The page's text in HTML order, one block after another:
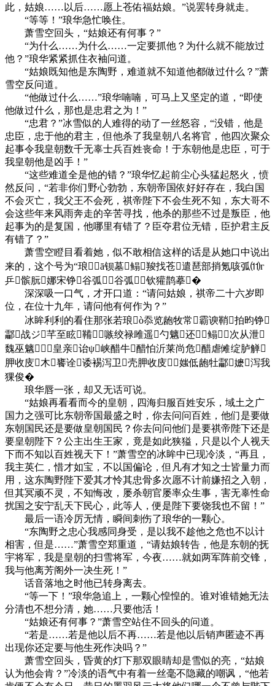
此，姑娘……以后……愿上苍佑福姑娘。”说罢转身就走。
“等等！”琅华急忙唤住。
萧雪空回头，“姑娘还有何事？”
“为什么……为什么……一定要抓他？为什么就不能放过
他？”琅华紧紧抓住衣袖问道。
“姑娘既知他是东陶野，难道就不知道他都做过什么？”萧
雪空反问道。
“他做过什么……”琅华喃喃，可马上又坚定的道，“即使
他做过什么，那也是忠君之为！”
“忠君？”冰雪似的人难得的动了一丝怒容，“没错，他是
忠臣，忠于他的君主，但他杀了我皇朝八名将官，他四次聚众
起事令我皇朝数千无辜士兵百姓丧命！于东朝他是忠臣，可于
我皇朝他是凶手！”
“这些难道全是他的错？”琅华忆起前尘心头猛起怒火，愤
然反问，“若非你们野心勃勃，东朝帝国依好好存在，我白国
不会灭亡，我父王不会死，祺帝陛下不会生死不知，东大哥不
会这些年来风雨奔走的辛苦寻找，他杀的那些不过是叛臣，他
起事为的是复国，他哪里有错了？臣夺君位无错，臣护君主反
有错了？”
萧雪空瞪目看着她，似不敢相信这样的话是从她口中说出
来的，这个号为“琅ā钡墓鳎羧找苍遣琶部捎氪咳弧⑾г
乒髌朊娜宋铮谷弧谷弧钦獾鹊摹�
深深吸一口气，才开口道：“请问姑娘，祺帝二十六岁即
位，在位十九年，请问他有何作为？”
冰眸利利的看住那张若琅ò忝览龅牧常霸谀鞘拍昀铮
酃战ジ芊至眩鞴嗾绞禄雎遥勺魑还鳎次从泄
魏巫魑皇亲诒ψ峡醋牛醋怕沂莱尚危醋虐傩绽胪觯
胛收庋木饔诠诿裼泻卫壳胛收庋媸低龅牡酃嬷泻我
猓俊�
琅华唇一张，却又无话可说。
“姑娘再看看而今的皇朝，四海归服百姓安乐，域土之广
国力之强可比东朝帝国最盛之时，你去问问百姓，他们是要做
东朝国民还是要做皇朝国民？你去问问他们是要祺帝陛下还是
要皇朝陛下？公主出生王家，竟是如此狭獈，只是以个人视天
下而不知以百姓视天下！”萧雪空的冰眸中已现冷淡，“再且，
我主英仁，惜才如宝，不以国偏论，但凡有才知之士皆量力而
用，这东陶野陛下爱其才怜其忠骨多次愿不计前嫌招之入朝，
但其冥顽不灵，不知悔改，屡杀朝官屡率众生事，害无辜性命
扰国之安宁乱天下民心，此等人，便是陛下要饶我也不留！”
最后一语冷厉无情，瞬间刺伤了琅华的一颗心。
“东陶野之忠心我感同身受，是以我不趁他之危也不以计
相害，但是……”萧雪空郑重道，“请姑娘转告，他是东朝的抚
宇将军，我是皇朝的扫雪将军，今夜……就如两军阵前交锋，
我与他离芳阁外一决生死！”
话音落地之时他已转身离去。
“等一下！”琅华急追上，一颗心惶惶的。谁对谁错她无法
分清也不想分清，她……只要他活！
“姑娘还有何事？”萧雪空站住不回头的问道。
“若是……若是他以后不再……若是他以后销声匿迹不再
出现你还定要与他生死作决吗？”
萧雪空回头，昏黄的灯下那双眼睛却是雪似的亮，“姑娘
认为他会肯？”冷淡的语气中有着一丝毫不隐藏的嘲讽，“他若